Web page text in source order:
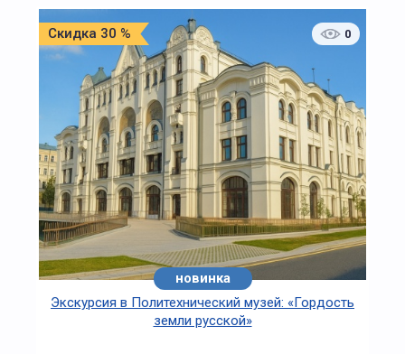
Скидка 30 % 0
новинка
Экскурсия в Политехнический музей: «Гордость
земли русской»